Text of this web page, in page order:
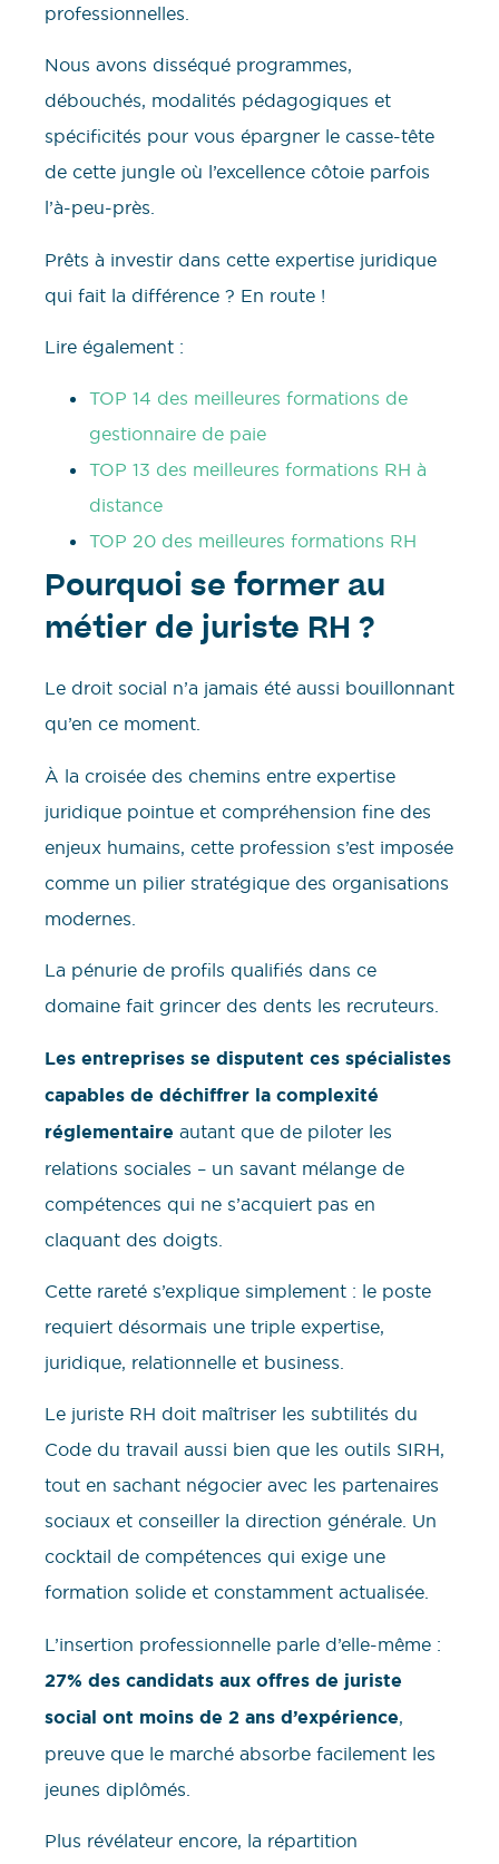
professionnelles.
Nous avons disséqué programmes,
débouchés, modalités pédagogiques et
spécificités pour vous épargner le casse-tête
de cette jungle où l’excellence côtoie parfois
l’à-peu-près.
Prêts à investir dans cette expertise juridique
qui fait la différence ? En route !
Lire également :
TOP 14 des meilleures formations de
gestionnaire de paie
TOP 13 des meilleures formations RH à
distance
TOP 20 des meilleures formations RH
Pourquoi se former au
métier de juriste RH ?
Le droit social n’a jamais été aussi bouillonnant
qu’en ce moment.
À la croisée des chemins entre expertise
juridique pointue et compréhension fine des
enjeux humains, cette profession s’est imposée
comme un pilier stratégique des organisations
modernes.
La pénurie de profils qualifiés dans ce
domaine fait grincer des dents les recruteurs.
Les entreprises se disputent ces spécialistes
capables de déchiffrer la complexité
réglementaire autant que de piloter les
relations sociales – un savant mélange de
compétences qui ne s’acquiert pas en
claquant des doigts.
Cette rareté s’explique simplement : le poste
requiert désormais une triple expertise,
juridique, relationnelle et business.
Le juriste RH doit maîtriser les subtilités du
Code du travail aussi bien que les outils SIRH,
tout en sachant négocier avec les partenaires
sociaux et conseiller la direction générale. Un
cocktail de compétences qui exige une
formation solide et constamment actualisée.
L’insertion professionnelle parle d’elle-même :
27% des candidats aux offres de juriste
social ont moins de 2 ans d’expérience,
preuve que le marché absorbe facilement les
jeunes diplômés.
Plus révélateur encore, la répartition